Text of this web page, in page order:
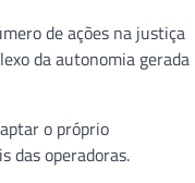
de ações na justiça
da autonomia gerada
o próprio
das operadoras.